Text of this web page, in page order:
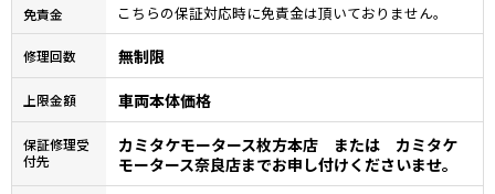
免責金 こちらの保証対応時に免責金は頂いておりません。
修理回数 無制限
上限金額 車両本体価格
保証修理受
付先
カミタケモータース枚方本店 または カミタケ
モータース奈良店までお申し付けくださいませ。